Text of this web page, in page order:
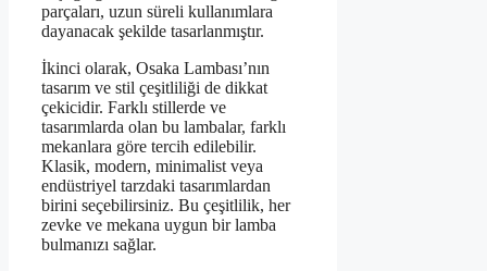
parçaları, uzun süreli kullanımlara
dayanacak şekilde tasarlanmıştır.
İkinci olarak, Osaka Lambası’nın
tasarım ve stil çeşitliliği de dikkat
çekicidir. Farklı stillerde ve
tasarımlarda olan bu lambalar, farklı
mekanlara göre tercih edilebilir.
Klasik, modern, minimalist veya
endüstriyel tarzdaki tasarımlardan
birini seçebilirsiniz. Bu çeşitlilik, her
zevke ve mekana uygun bir lamba
bulmanızı sağlar.